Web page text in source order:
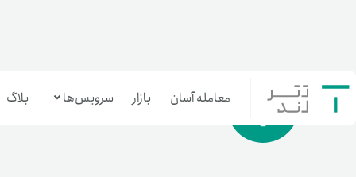
معامله آسان بازار سرویس‌ها بلاگ